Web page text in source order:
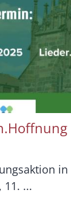
11. ...